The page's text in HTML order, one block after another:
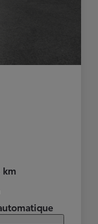
km